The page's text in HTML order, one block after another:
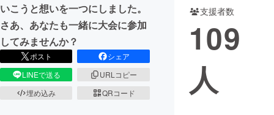
いこうと想いを一つにしました。
さあ、あなたも一緒に大会に参加
してみませんか？
ポスト
シェア
LINEで送る
URLコピー
埋め込み
QRコード
支援者数
109
人